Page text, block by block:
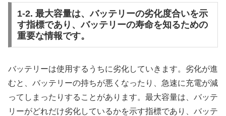
1-2. 最大容量は、バッテリーの劣化度合いを示
す指標であり、バッテリーの寿命を知るための
重要な情報です。
バッテリーは使用するうちに劣化していきます。劣化が進
むと、バッテリーの持ちが悪くなったり、急速に充電が減
ってしまったりすることがあります。最大容量は、バッテ
リーがどれだけ劣化しているかを示す指標であり、バッテ